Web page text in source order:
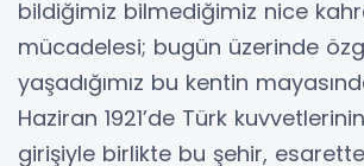
bildiğimiz bilmediğimiz nice
mücadelesi; bugün üzerinde
yaşadığımız bu kentin
Haziran 1921’de Türk
girişiyle birlikte bu şehir,